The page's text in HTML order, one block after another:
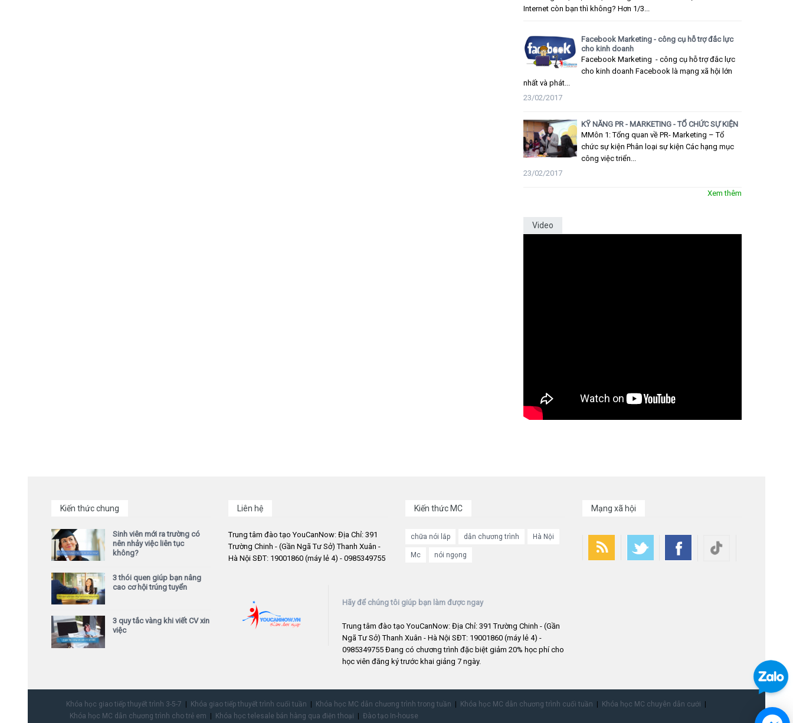
Internet còn bạn thì không? Hơn 1/3...
Facebook Marketing - công cụ hỗ trợ đắc lực
cho kinh doanh
Facebook Marketing - công cụ hỗ trợ đắc lực
cho kinh doanh Facebook là mạng xã hội lớn
nhất và phát...
23/02/2017
KỸ NĂNG PR - MARKETING - TỔ CHỨC SỰ KIỆN
MMôn 1: Tổng quan về PR- Marketing – Tổ
chức sự kiện Phân loại sự kiện Các hạng mục
công việc triển...
23/02/2017
Xem thêm
Video
Kiến thức chung
Sinh viên mới ra trường có
nên nhảy việc liên tục
không?
3 thói quen giúp bạn nâng
cao cơ hội trúng tuyển
3 quy tắc vàng khi viết CV xin
việc
Liên hệ
Trung tâm đào tạo YouCanNow: Địa Chỉ: 391
Trường Chinh - (Gần Ngã Tư Sở) Thanh Xuân -
Hà Nội SĐT: 19001860 (máy lẻ 4) - 0985349755
Kiến thức MC
chữa nói lắp dẫn chương trình Hà Nội
Mc nói ngọng
Mạng xã hội
Hãy để chúng tôi giúp bạn làm được ngay
Trung tâm đào tạo YouCanNow: Địa Chỉ: 391 Trường Chinh - (Gần
Ngã Tư Sở) Thanh Xuân - Hà Nội SĐT: 19001860 (máy lẻ 4) -
0985349755 Đang có chương trình đặc biệt giảm 20% học phí cho
học viên đăng ký trước khai giảng 7 ngày.
Khóa học giao tiếp thuyết trình 3-5-7 Khóa giao tiếp thuyết trình cuối tuần Khóa học MC dẫn chương trình trong tuần Khóa học MC dẫn chương trình cuối tuần
Khóa học MC chuyên dẫn cưới
Khóa học MC dẫn chương trình cho trẻ em
Khóa học telesale bán hàng qua điện thoại Đào tạo In-house